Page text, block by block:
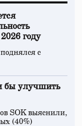
году
с
бы улучшить
SOK выяснили,
(40%)